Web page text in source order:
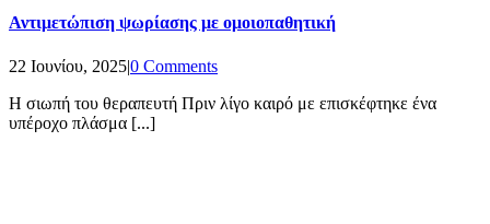
Αντιμετώπιση ψωρίασης με ομοιοπαθητική
22 Ιουνίου, 2025|0 Comments
Η σιωπή του θεραπευτή Πριν λίγο καιρό με επισκέφτηκε ένα
υπέροχο πλάσμα [...]